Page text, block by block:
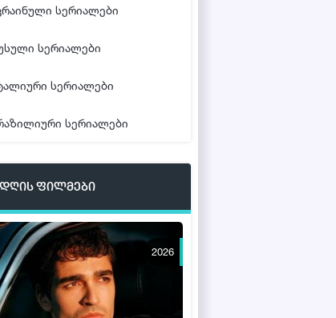
სერიალები
სერიალები
სერიალები
სერიალები
დღის ფილმები
2026